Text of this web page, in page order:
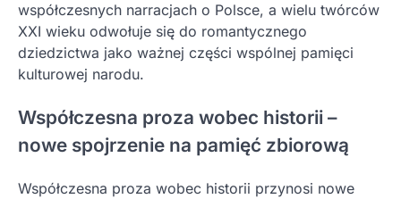
współczesnych narracjach o Polsce, a wielu twórców
XXI wieku odwołuje się do romantycznego
dziedzictwa jako ważnej części wspólnej pamięci
kulturowej narodu.
Współczesna proza wobec historii –
nowe spojrzenie na pamięć zbiorową
Współczesna proza wobec historii przynosi nowe